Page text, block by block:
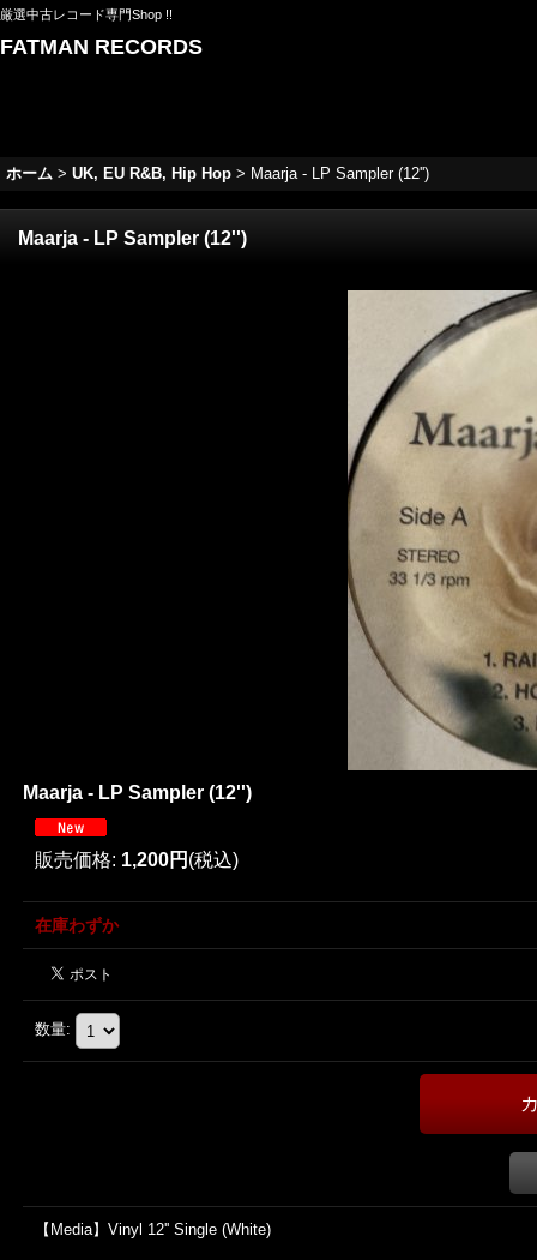
厳選中古レコード専門Shop !!
FATMAN RECORDS
ホーム > UK, EU R&B, Hip Hop > Maarja - LP Sampler (12'')
Maarja - LP Sampler (12'')
Maarja - LP Sampler (12'')
販売価格: 1,200円 (税込)
在庫わずか
数量:
【Media】Vinyl 12'' Single (White)